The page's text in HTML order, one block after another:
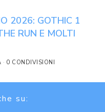
2026: GOTHIC 1
RUN E MOLTI
0 CONDIVISIONI
su: